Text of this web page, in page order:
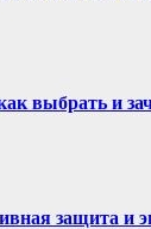
выбрать и
защита и